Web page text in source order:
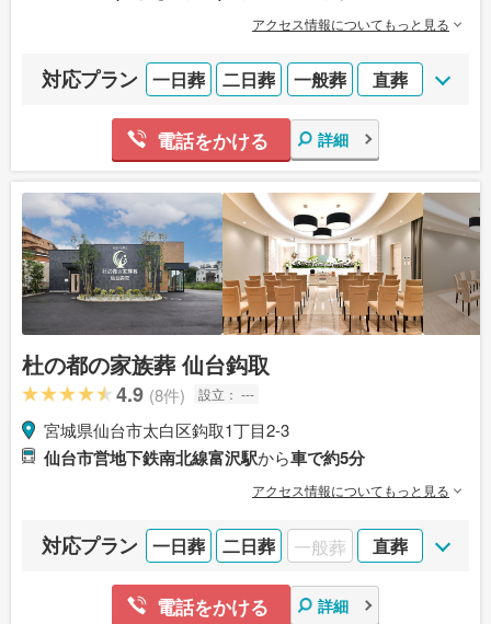
アクセス情報についてもっと見る
対応プラン 一日葬 二日葬 一般葬 直葬
電話をかける 詳細
杜の都の家族葬 仙台鈎取
4.9 (8件) 設立： ---
宮城県仙台市太白区鈎取1丁目2-3
仙台市営地下鉄南北線富沢駅から車で約5分
アクセス情報についてもっと見る
対応プラン 一日葬 二日葬 一般葬 直葬
電話をかける 詳細